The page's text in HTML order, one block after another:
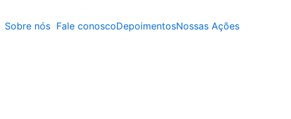
Sobre nós Fale conoscoDepoimentosNossas Ações